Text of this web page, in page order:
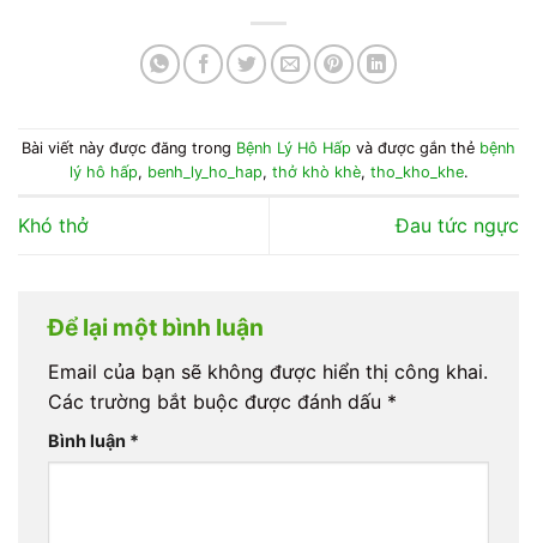
Bài viết này được đăng trong Bệnh Lý Hô Hấp và được gắn thẻ bệnh
lý hô hấp, benh_ly_ho_hap, thở khò khè, tho_kho_khe.
Khó thở Đau tức ngực
Để lại một bình luận
Email của bạn sẽ không được hiển thị công khai.
Các trường bắt buộc được đánh dấu *
Bình luận *